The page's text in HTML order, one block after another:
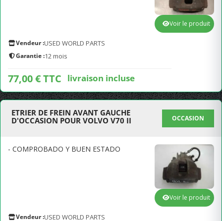
Vendeur :USED WORLD PARTS
Garantie :12 mois
77,00 € TTC livraison incluse
Voir le produit
ETRIER DE FREIN AVANT GAUCHE
D'OCCASION POUR VOLVO V70 II
OCCASION
- COMPROBADO Y BUEN ESTADO
Vendeur :USED WORLD PARTS
Voir le produit